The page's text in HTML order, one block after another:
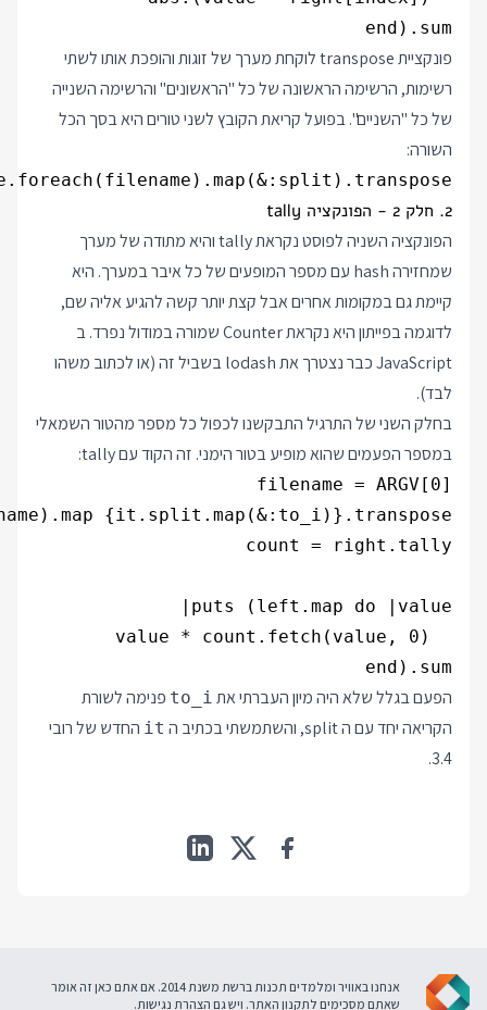
end).sum
פונקציית transpose לוקחת מערך של זוגות והופכת אותו לשתי
רשימות, הרשימה הראשונה של כל "הראשונים" והרשימה השנייה
של כל "השניים". בפועל קריאת הקובץ לשני טורים היא בסך הכל
השורה:
2. חלק 2 - הפונקציה tally
הפונקציה השניה לפוסט נקראת tally והיא מתודה של מערך
שמחזירה hash עם מספר המופעים של כל איבר במערך. היא
קיימת גם במקומות אחרים אבל קצת יותר קשה להגיע אליה שם,
לדוגמה בפייתון היא נקראת Counter שמורה במודול נפרד. ב
JavaScript כבר נצטרך את lodash בשביל זה (או לכתוב משהו
לבד).
בחלק השני של התרגיל התבקשנו לכפול כל מספר מהטור השמאלי
במספר הפעמים שהוא מופיע בטור הימני. זה הקוד עם tally:
end).sum
הפעם בגלל שלא היה מיון העברתי את to_i פנימה לשורת
הקריאה יחד עם ה split, והשתמשתי בכתיב ה
it החדש של רובי
3.4.
אנחנו באוויר ומלמדים תכנות ברשת משנת 2014. אם אתם כאן זה אומר
שאתם מסכימים לתקנון האתר. ויש גם הצהרת נגישות.